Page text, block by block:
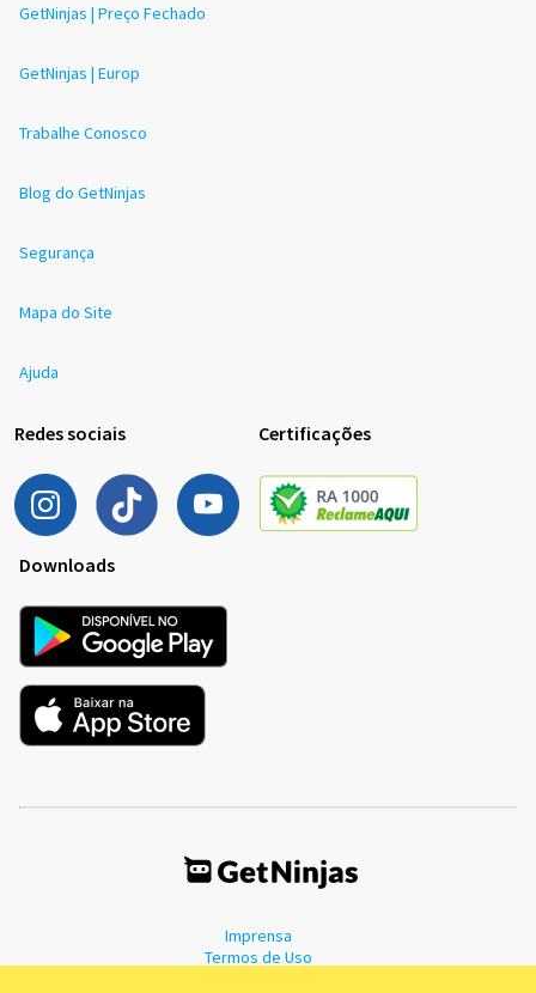
GetNinjas | Preço Fechado
GetNinjas | Europ
Trabalhe Conosco
Blog do GetNinjas
Segurança
Mapa do Site
Ajuda
Redes sociais Certificações
Downloads
Imprensa
Termos de Uso